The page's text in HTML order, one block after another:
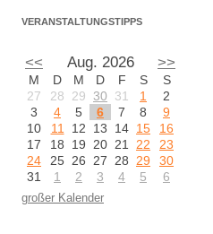
VERANSTALTUNGSTIPPS
<< Aug. 2026 >>
M D M D F S
S
27
28 29 30 31 1
2
3
4 5 6 7 8
9
10
11 12 13 14 15
16
17
18 19 20 21 22
23
24
25 26 27 28 29
30
31
1 2 3 4 5 6
großer Kalender